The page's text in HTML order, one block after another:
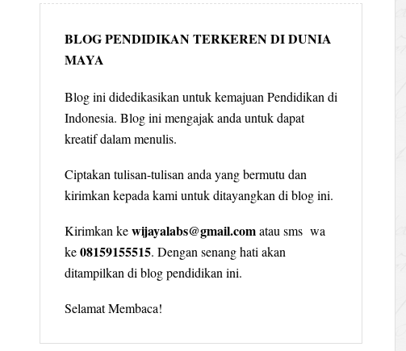
bulan
BLOG PENDIDIKAN TERKEREN DI DUNIA
MAYA
Blog ini didedikasikan untuk kemajuan Pendidikan di
Indonesia. Blog ini mengajak anda untuk dapat
kreatif dalam menulis.
Ciptakan tulisan-tulisan anda yang bermutu dan
kirimkan kepada kami untuk ditayangkan di blog ini.
Kirimkan kewijayalabs@gmail.comatau sms wa
ke08159155515. Dengan senang hati akan
ditampilkan di blog pendidikan ini.
Selamat Membaca!